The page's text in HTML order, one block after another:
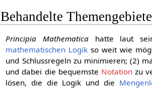
Behandelte Themengebiete
Principia Mathematica hatte laut
mathematischen Logik so weit wie
und Schlussregeln zu minimieren; (2)
und dabei die bequemste Notationzu
lösen, die die Logik und die